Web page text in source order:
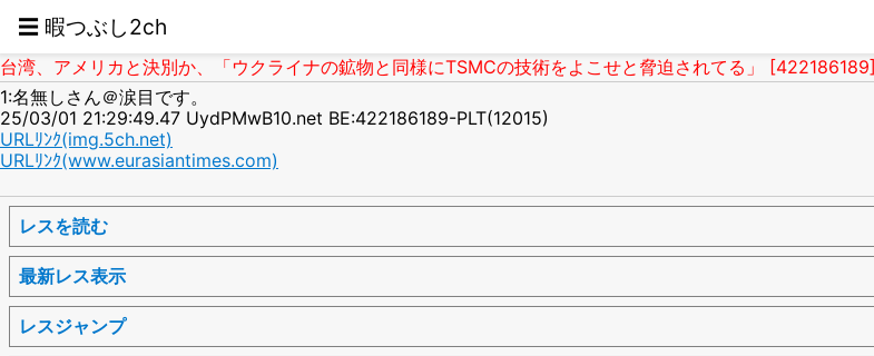
☰ 暇つぶし2ch
台湾、アメリカと決別か、「ウクライナの鉱物と同様にTSMCの技術をよこせと脅迫されてる」 [422186189]
1:名無しさん＠涙目です。
25/03/01 21:29:49.47 UydPMwB10.net BE:422186189-PLT(12015)
URLﾘﾝｸ(img.5ch.net)
URLﾘﾝｸ(www.eurasiantimes.com)
レスを読む
最新レス表示
レスジャンプ